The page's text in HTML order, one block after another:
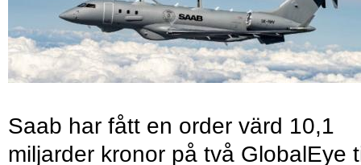
Saab har fått en order värd 10,1
miljarder kronor på två GlobalEye